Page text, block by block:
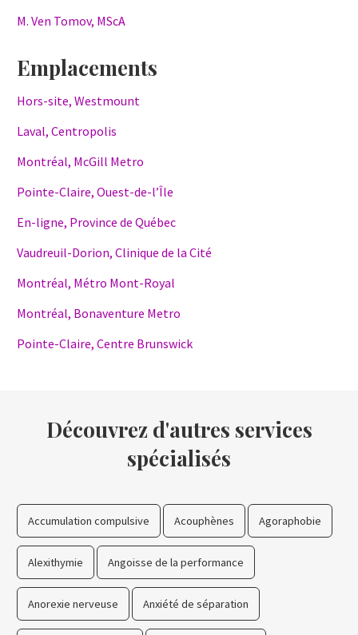
M. Ven Tomov, MScA
Emplacements
Hors-site, Westmount
Laval, Centropolis
Montréal, McGill Metro
Pointe-Claire, Ouest-de-l’Île
En-ligne, Province de Québec
Vaudreuil-Dorion, Clinique de la Cité
Montréal, Métro Mont-Royal
Montréal, Bonaventure Metro
Pointe-Claire, Centre Brunswick
Découvrez d'autres services
spécialisés
Accumulation compulsive Acouphènes Agoraphobie
Alexithymie Angoisse de la performance
Anorexie nerveuse Anxiété de séparation